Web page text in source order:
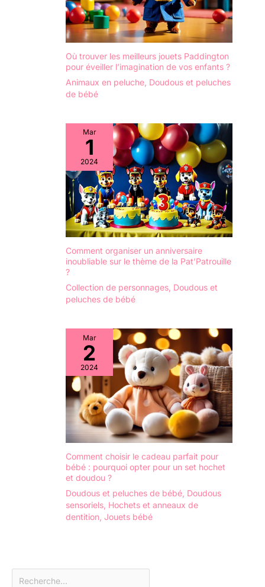
Où trouver les meilleurs jouets Paddington
pour éveiller l’imagination de vos enfants ?
Animaux en peluche Doudous et peluches
de bébé
Mar
1
2024
Comment organiser un anniversaire
inoubliable sur le thème de la Pat’Patrouille
?
Collection de personnages, Doudous et
peluches de bébé
Mar
2
2024
Comment choisir le cadeau parfait pour
bébé : pourquoi opter pour un set hochet
et doudou ?
Doudous et peluches de bébé Doudous
sensoriels Hochets et anneaux de
dentition Jouets bébé